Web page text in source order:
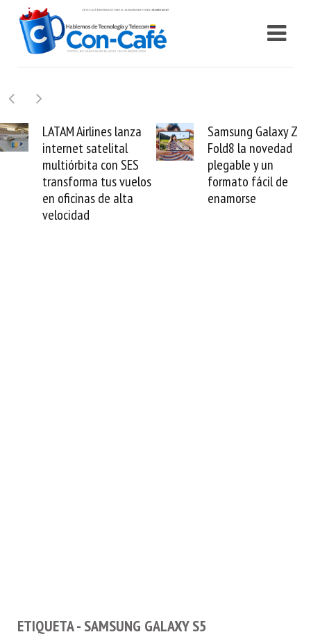
LATAM Airlines lanza
internet satelital
multiórbita con SES
transforma tus vuelos
en oficinas de alta
velocidad
Samsung Galaxy Z
Fold8 la novedad
plegable y un
formato fácil de
enamorse
ETIQUETA - SAMSUNG GALAXY S5